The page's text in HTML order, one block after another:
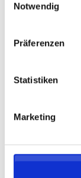
Notwendig
Präferenzen
Statistiken
Marketing